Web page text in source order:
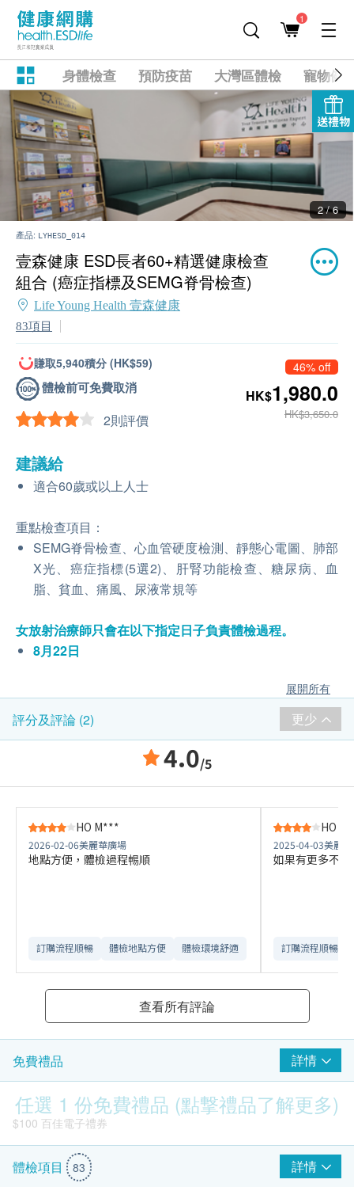
1
身體檢查 預防疫苗 大灣區體檢 寵物健
送禮物
2 / 6
產品: LYHESD_014
壹森健康 ESD長者60+精選健康檢查
組合 (癌症指標及SEMG脊骨檢查)
Life Young Health 壹森健康
83項目
賺取5,940積分 (HK$59)
體檢前可免費取消
2則評價
46% off
HK$1,980.0
HK$3,650.0
建議給
適合60歲或以上人士
重點檢查項目：
SEMG脊骨檢查、心血管硬度檢測、靜態心電圖、肺部
X光、癌症指標(5選2)、肝腎功能檢查、糖尿病、血
脂、貧血、痛風、尿液常規等
女放射治療師只會在以下指定日子負責體檢過程。
8月22日
展開所有
評分及評論 (2) 更少
4.0/5
HO M***
2026-02-06美麗華廣場
地點方便，體檢過程𣈱順
訂購流程順暢 體檢地點方便 體檢環境舒適​
HO
2025-04-03美麗
如果有更多不
訂購流程順暢
查看所有評論
免費禮品 詳情
任選 1 份免費禮品 (點撃禮品了解更多)
$100 百佳電子禮券
體檢項目 83 詳情